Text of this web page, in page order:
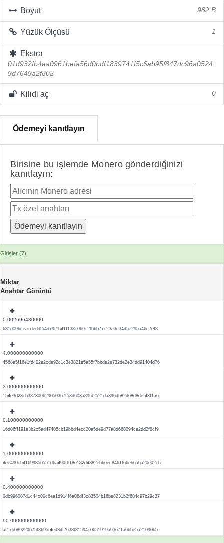
Boyut 982 B
Yüzük Ölçüsü 1
Ekstra
01d932fb4ea0961befa56d0bdf1839741f5c6ab95f847dc96a0524
9d7649a2f802
Kilidi aç 0
Ödemeyi kanıtlayın
Birisine bu işlemde Monero gönderdiğinizi
kanıtlayın:
Girişler (7)
Miktar
Anahtar Görüntü
0.002696480000
681d09bceacdeddf54d79f1b411138c069c2fbbb77c23a3c34d5e295a46c7ef8
4.000000000000
4568a5f16e1fd402e2cde92c1c3e3821e5a55f7bbde2e732de2e34dd91404d76
3.000000000000
154e3d23cb337309629050367f53d603a89fd2521da396d582d68d8def43f1a6
0.100000000000
16d06ff191e3b2c5ad47405cb19bbd4ecc20a5de9d77a8d668294ce2dd2f8cf9
1.000000000000
4ee490cb41699856551d6a490f618e182d4382ebb6ec8461f66eb6aba20e02cb
0.400000000000
0db996087d1c44c00c6ea1d914f6a08df3c83504b16be8231b2f684c97b29c37
90.000000000000
af175089220b75f3695f4ed3df7638f81594c0651919a93671a6bbe5a21090b5